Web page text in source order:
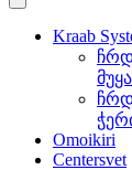
Kraab
Omoikiri
Centersvet